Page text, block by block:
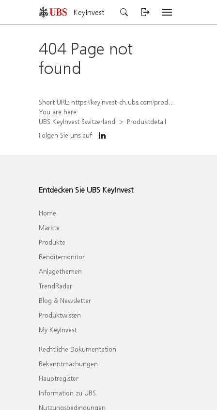
KeyInvest
404 Page not
found
Short URL: https://keyinvest-ch.ubs.com/produkt/detail/index/isin/CH1560354362
You are here:
UBS KeyInvest Switzerland
Produktdetail
Folgen Sie uns auf
Entdecken Sie UBS KeyInvest
Home
Märkte
Produkte
Renditemonitor
Anlagethemen
TrendRadar
Blog & Newsletter
Produktwissen
My KeyInvest
Rechtliche Dokumentation
Bekanntmachungen
Hauptregister
Information zu UBS
Nutzungsbedingungen